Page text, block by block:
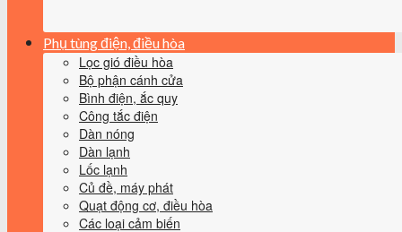
Phụ tùng điện, điều hòa
Lọc gió điều hòa
Bộ phận cánh cửa
Bình điện, ắc quy
Công tắc điện
Dàn nóng
Dàn lạnh
Lốc lạnh
Củ đề, máy phát
Quạt động cơ, điều hòa
Các loại cảm biến